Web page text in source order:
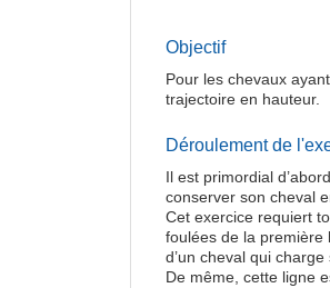
Objectif
Pour les chevaux
trajectoire en hauteur.
Déroulement de
Il est primordial
conserver son cheval
Cet exercice requiert
foulées de la première
d’un cheval qui charge
De même, cette ligne